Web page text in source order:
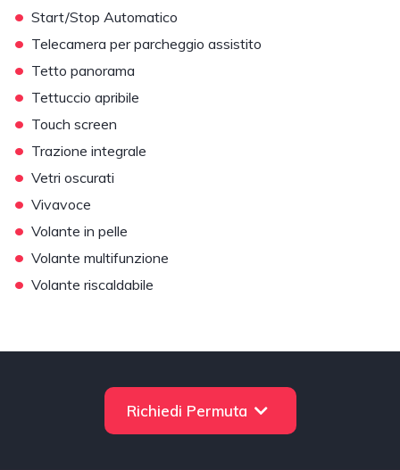
• Start/Stop Automatico
• Telecamera per parcheggio assistito
• Tetto panorama
• Tettuccio apribile
• Touch screen
• Trazione integrale
• Vetri oscurati
• Vivavoce
• Volante in pelle
• Volante multifunzione
• Volante riscaldabile
Richiedi Permuta